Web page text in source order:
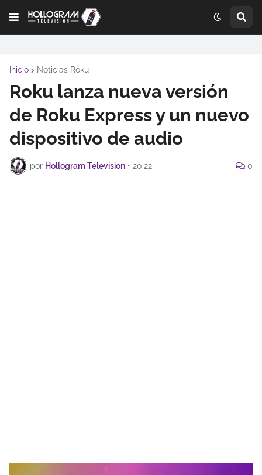
Inicio Noticias Roku
Roku lanza nueva versión
de Roku Express y un nuevo
dispositivo de audio
por Hollogram Television • 20:22 0